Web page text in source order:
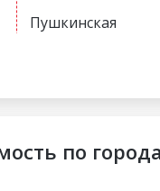
Пушкинская
по